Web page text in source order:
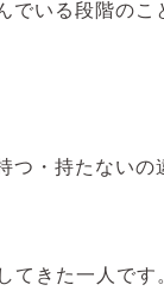
でいる段階のこ
つ・持たないの
てきた一人です